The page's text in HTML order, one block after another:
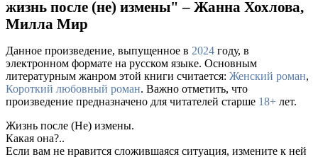
жизнь после (не) измены" – Жанна Хохлова,
Милла Мир
Данное произведение, выпущенное в 2024 году, в
электронном формате на русском языке. Основным
литературным жанром этой книги считается: Женский роман,
Короткий любовный роман. Важно отметить, что
произведение предназначено для читателей старше 18+ лет.
Жизнь после (Не) измены.
Какая она?..
Если вам не нравится сложившаяся ситуация, измените к ней